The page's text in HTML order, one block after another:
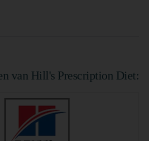
van Hill's Prescription Diet: